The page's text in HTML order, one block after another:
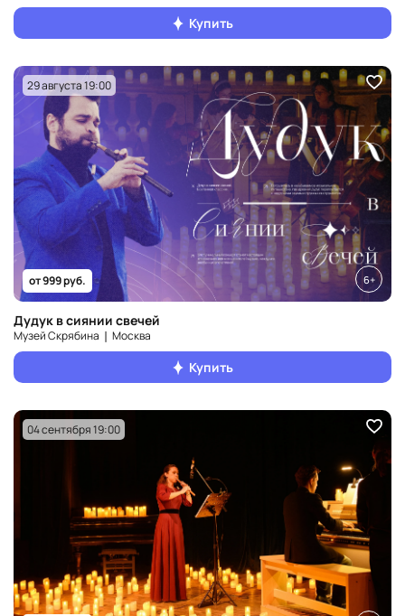
Купить
29 августа 19:00
от 999 руб. 6+
Дудук в сиянии свечей
Музей Скрябина ❘ Москва
Купить
04 сентября 19:00